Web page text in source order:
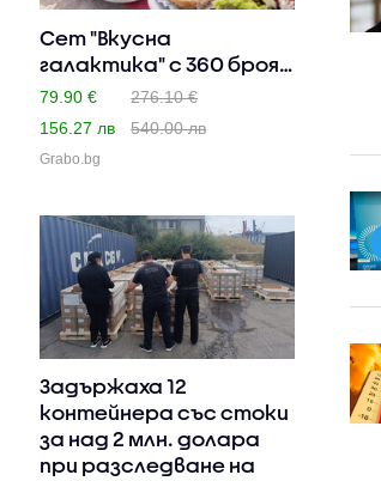
Сет "Вкусна
галактика" с 360 броя
сладки и с..
79.90 €
276.10 €
156.27 лв
540.00 лв
Grabo.bg
Задържаха 12
контейнера със стоки
за над 2 млн. долара
при разследване на